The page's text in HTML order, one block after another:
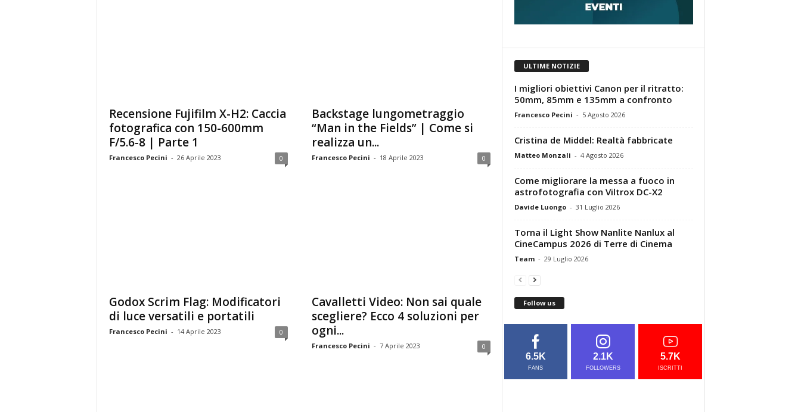
Recensione Fujifilm X-H2: Caccia
fotografica con 150-600mm
F/5.6-8 | Parte 1
Francesco Pecini - 26 Aprile 2023 0
Backstage lungometraggio
“Man in the Fields” | Come si
realizza un...
Francesco Pecini - 18 Aprile 2023 0
Godox Scrim Flag: Modificatori
di luce versatili e portatili
Francesco Pecini - 14 Aprile 2023 0
Cavalletti Video: Non sai quale
scegliere? Ecco 4 soluzioni per
ogni...
Francesco Pecini - 7 Aprile 2023 0
ULTIME NOTIZIE
I migliori obiettivi Canon per il ritratto:
50mm, 85mm e 135mm a confronto
Francesco Pecini - 5 Agosto 2026
Cristina de Middel: Realtà fabbricate
Matteo Monzali - 4 Agosto 2026
Come migliorare la messa a fuoco in
astrofotografia con Viltrox DC-X2
Davide Luongo - 31 Luglio 2026
Torna il Light Show Nanlite Nanlux al
CineCampus 2026 di Terre di Cinema
Team - 29 Luglio 2026
Follow us
6.5K
FANS
2.1K
FOLLOWERS
5.7K
ISCRITTI